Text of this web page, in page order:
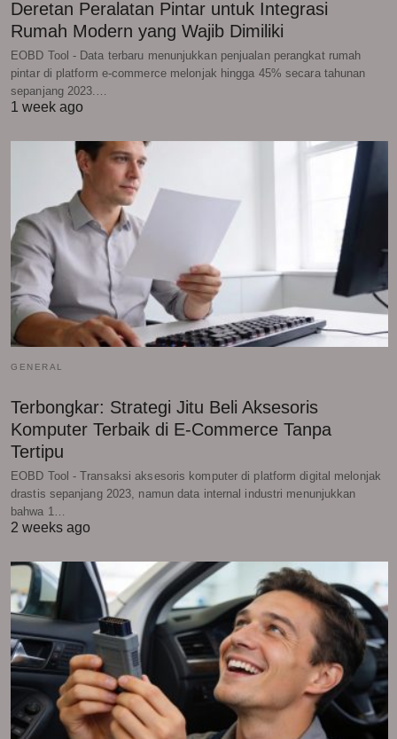
Deretan Peralatan Pintar untuk Integrasi
Rumah Modern yang Wajib Dimiliki
EOBD Tool - Data terbaru menunjukkan penjualan perangkat rumah
pintar di platform e-commerce melonjak hingga 45% secara tahunan
sepanjang 2023.…
1 week ago
GENERAL
Terbongkar: Strategi Jitu Beli Aksesoris
Komputer Terbaik di E-Commerce Tanpa
Tertipu
EOBD Tool - Transaksi aksesoris komputer di platform digital melonjak
drastis sepanjang 2023, namun data internal industri menunjukkan
bahwa 1…
2 weeks ago